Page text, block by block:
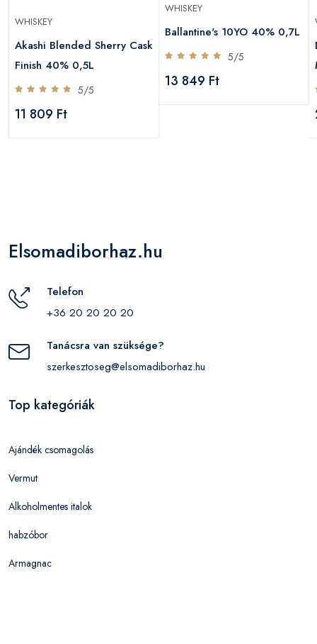
WHISKEY
Akashi Blended Sherry Cask
Finish 40% 0,5L
5/5
11 809 Ft
WHISKEY
Ballantine's 10YO 40% 0,7L
5/5
13 849 Ft
Elsomadiborhaz.hu
Telefon
+36 20 20 20 20
Tanácsra van szüksége?
szerkesztoseg@elsomadiborhaz.hu
Top kategóriák
Ajándék csomagolás
Vermut
Alkoholmentes italok
habzóbor
Armagnac